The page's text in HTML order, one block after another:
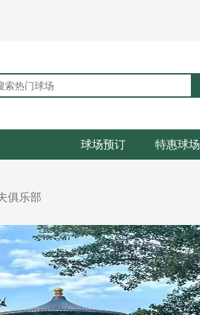
球场预订 特惠球场
俱乐部